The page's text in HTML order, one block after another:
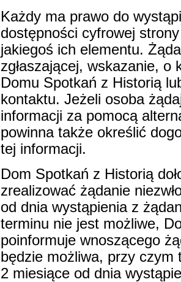
Każdy ma prawo do
dostępności cyfrowej
jakiegoś ich elementu.
zgłaszającej, wskazanie,
Domu Spotkań z Historią
kontaktu. Jeżeli osoba
informacji za pomocą
powinna także określić
tej informacji.
Dom Spotkań z Historią
zrealizować żądanie
od dnia wystąpienia z
terminu nie jest możliwe,
poinformuje wnoszącego
będzie możliwa, przy czym
2 miesiące od dnia